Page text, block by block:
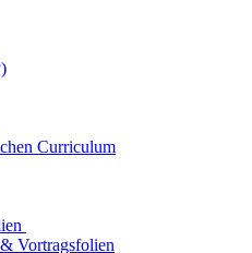
Curriculum
Vortragsfolien